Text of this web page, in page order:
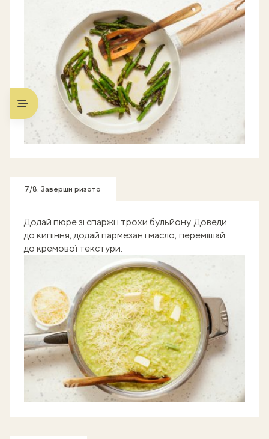
7/8. Заверши ризото
Додай пюре зі спаржі і трохи бульйону. Доведи
до кипіння, додай пармезан і масло, перемішай
до кремової текстури.